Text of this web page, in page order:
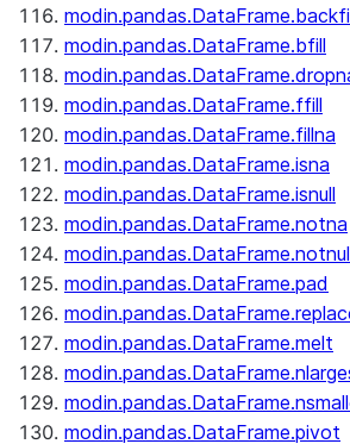
modin.pandas.DataFrame.bfill
modin.pandas.DataFrame.ffill
modin.pandas.DataFrame.fillna
modin.pandas.DataFrame.isna
modin.pandas.DataFrame.isnull
modin.pandas.DataFrame.notna
modin.pandas.DataFrame.pad
modin.pandas.DataFrame.melt
modin.pandas.DataFrame.pivot